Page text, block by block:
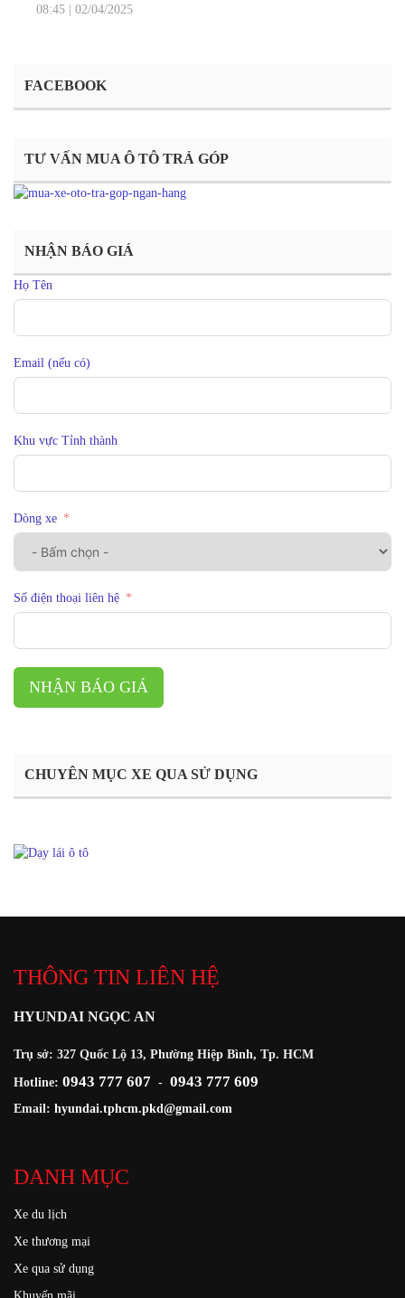
08:45 02/04/2025
FACEBOOK
TƯ VẤN MUA Ô TÔ TRẢ GÓP
NHẬN BÁO GIÁ
Họ Tên
Email (nếu có)
Khu vực Tỉnh thành
Dòng xe
Số điện thoại liên hệ
NHẬN BÁO GIÁ
CHUYÊN MỤC XE QUA SỬ DỤNG
THÔNG TIN LIÊN HỆ
HYUNDAI NGỌC AN
Trụ sở: 327 Quốc Lộ 13, Phường Hiệp Bình, Tp. HCM
Hotline: 0943 777 607 - 0943 777 609
Email: hyundai.tphcm.pkd@gmail.com
DANH MỤC
Xe du lịch
Xe thương mại
Xe qua sử dụng